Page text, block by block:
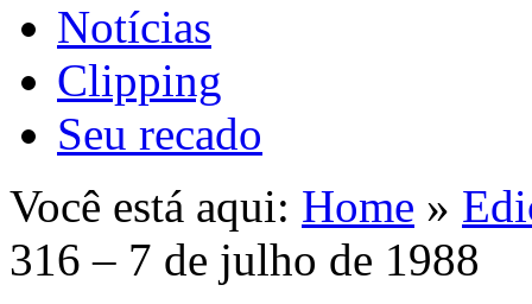
Notícias
Clipping
Seu recado
Você está aqui: Home »
316 – 7 de julho de 1988